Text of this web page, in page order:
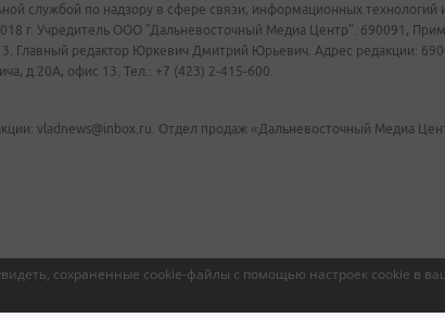
сохраненные cookie-файлы с помощью настроек cookie в
службой по надзору в сфере связи, информационных технологий
г. Учредитель ООО "Дальневосточный Медиа Центр". 690091,
Главный редактор Юркевич Дмитрий Юрьевич. Адрес редакции:
д.20А, офис 13. Тел.: +7 (423) 2-415-600.
vladnews@inbox.ru. Отдел продаж «Дальневосточный Медиа